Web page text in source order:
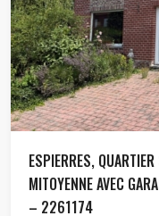
ESPIERRES,
MITOYENNE AVEC
– 2261174